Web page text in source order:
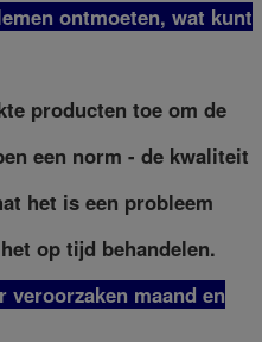
ontmoeten, wat kunt
producten toe om de
een norm - de kwaliteit
het is een probleem
op tijd behandelen.
veroorzaken maand en